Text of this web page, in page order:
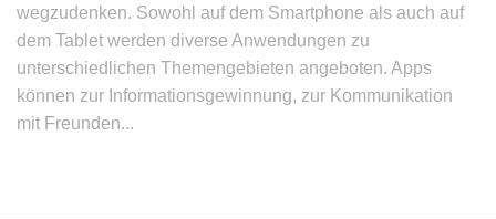
wegzudenken. Sowohl auf dem Smartphone als auch auf
dem Tablet werden diverse Anwendungen zu
unterschiedlichen Themengebieten angeboten. Apps
können zur Informationsgewinnung, zur Kommunikation
mit Freunden...